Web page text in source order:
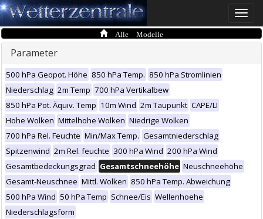
Toggle
Alle Modelle
Parameter
500 hPa Geopot. Höhe 850 hPa Temp. 850 hPa Stromlinien
Niederschlag 2m Temp 700 hPa Vertikalbew
850 hPa Pot. Äquiv. Temp 10m Wind 2m Taupunkt CAPE/LI
Hohe Wolken Mittelhohe Wolken Niedrige Wolken
700 hPa Rel. Feuchte Min/Max Temp. Gesamtniederschlag
Spitzenwind 2m Rel. feuchte 300 hPa Wind 200 hPa Wind
Gesamtbedeckungsgrad Gesamtschneehöhe Neuschneehöhe
Gesamt-Neuschnee Mittl. Wolken 850 hPa Temp. Abweichung
500 hPa Wind 50 hPa Temp Schnee/Eis Wellenhoehe
Niederschlagsform